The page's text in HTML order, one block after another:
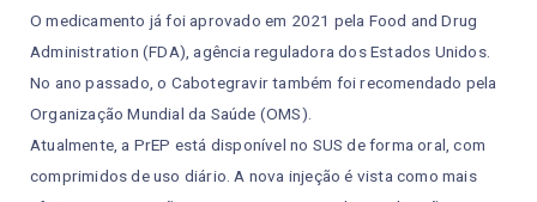
O medicamento já foi aprovado em 2021 pela Food and Drug
Administration (FDA), agência reguladora dos Estados Unidos.
No ano passado, o Cabotegravir também foi recomendado pela
Organização Mundial da Saúde (OMS).
Atualmente, a PrEP está disponível no SUS de forma oral, com
comprimidos de uso diário. A nova injeção é vista como mais